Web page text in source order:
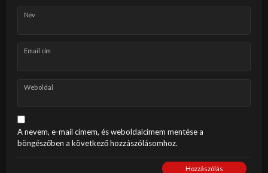
Név
Email cím
Weboldal
A nevem, e-mail címem, és weboldalcímem mentése a
böngészőben a következő hozzászólásomhoz.
Hozzászólás